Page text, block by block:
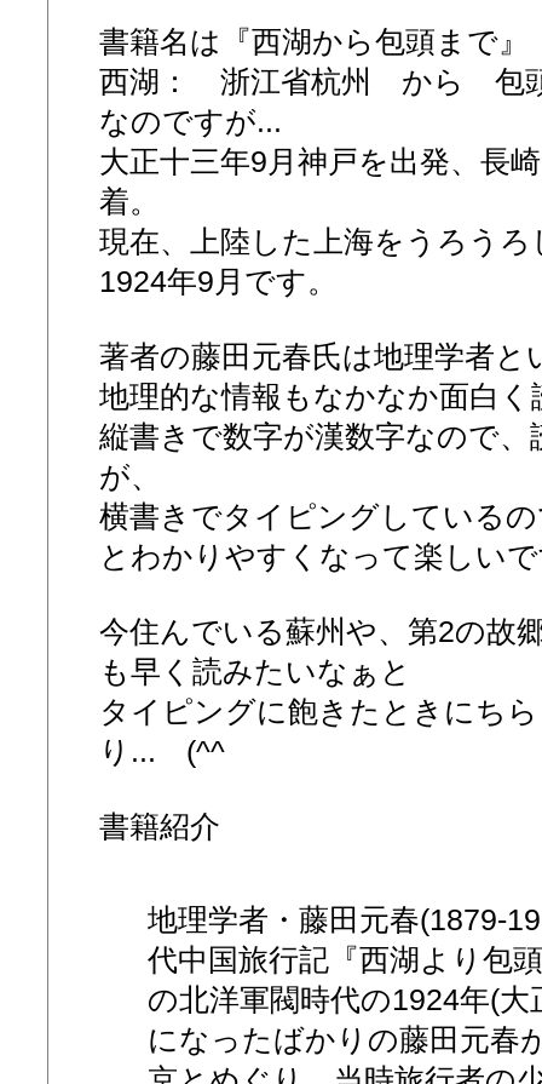
書籍名は『西湖から包頭まで』
西湖： 浙江省杭州 から 包
なのですが...
大正十三年9月神戸を出発、長
着。
現在、上陸した上海をうろう
1924年9月です。
著者の藤田元春氏は地理学者と
地理的な情報もなかなか面白
縦書きで数字が漢数字なので
が、
横書きでタイピングしている
とわかりやすくなって楽しい
今住んでいる蘇州や、第2の故
も早く読みたいなぁと
タイピングに飽きたときにち
り... (^^ゞ
書籍紹介
地理学者・藤田元春(1879-
代中国旅行記『西湖より包
の北洋軍閥時代の1924年(大
になったばかりの藤田元春